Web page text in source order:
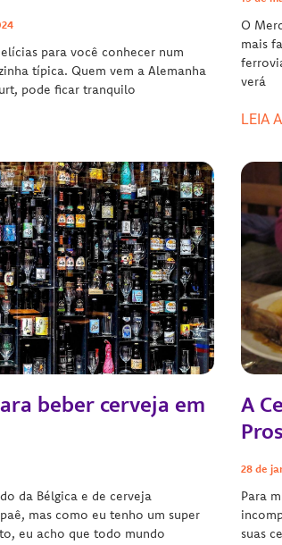
para você conhecer num
típica. Quem vem a Alemanha
pode ficar tranquilo
O
mais
verá
LEIA
beber cerveja em
da Bélgica e de cerveja
mas como eu tenho um super
eu acho que todo mundo
A
28 de
Para
suas